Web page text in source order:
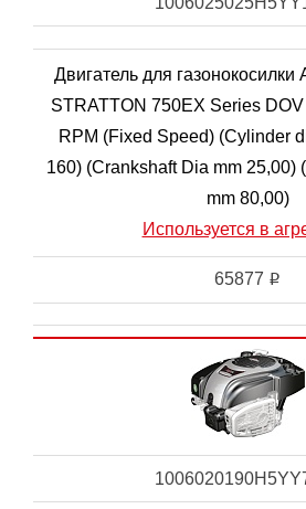
Двигатель для газонокосилки
STRATTON 750EX Series
RPM (Fixed Speed) (Cylinder
160) (Crankshaft Dia mm 25,00)
mm 80,00)
Используется в
65877 i